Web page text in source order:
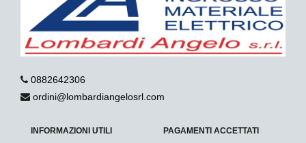
0882642306
ordini@lombardiangelosrl.com
INFORMAZIONI UTILI PAGAMENTI ACCETTATI